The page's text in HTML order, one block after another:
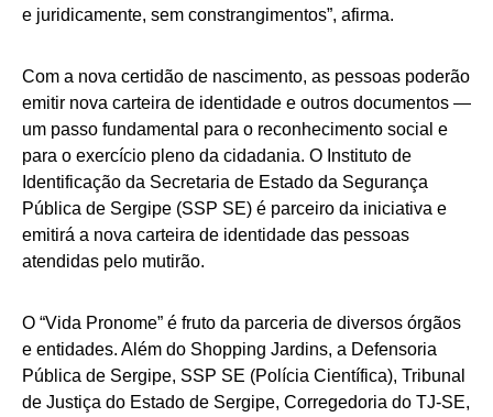
e juridicamente, sem constrangimentos”, afirma.
Com a nova certidão de nascimento, as pessoas poderão
emitir nova carteira de identidade e outros documentos —
um passo fundamental para o reconhecimento social e
para o exercício pleno da cidadania. O Instituto de
Identificação da Secretaria de Estado da Segurança
Pública de Sergipe (SSP SE) é parceiro da iniciativa e
emitirá a nova carteira de identidade das pessoas
atendidas pelo mutirão.
O “Vida Pronome” é fruto da parceria de diversos órgãos
e entidades. Além do Shopping Jardins, a Defensoria
Pública de Sergipe, SSP SE (Polícia Científica), Tribunal
de Justiça do Estado de Sergipe, Corregedoria do TJ-SE,